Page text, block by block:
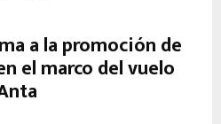
a la promoción de
el marco del vuelo